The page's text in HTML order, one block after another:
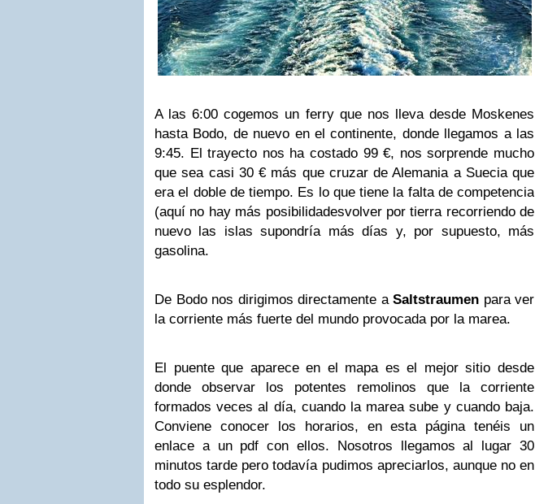
A las 6:00 cogemos un ferry que nos lleva desde Moskenes
hasta Bodo, de nuevo en el continente, donde llegamos a las
9:45. El trayecto nos ha costado 99 €, nos sorprende mucho
que sea casi 30 € más que cruzar de Alemania a Suecia que
era el doble de tiempo. Es lo que tiene la falta de competencia
(aquí no hay más posibilidadesvolver por tierra recorriendo de
nuevo las islas supondría más días y, por supuesto, más
gasolina.
De Bodo nos dirigimos directamente a Saltstraumen para ver
la corriente más fuerte del mundo provocada por la marea.
El puente que aparece en el mapa es el mejor sitio desde
donde observar los potentes remolinos que la corriente
formados veces al día, cuando la marea sube y cuando baja.
Conviene conocer los horarios, en esta página tenéis un
enlace a un pdf con ellos. Nosotros llegamos al lugar 30
minutos tarde pero todavía pudimos apreciarlos, aunque no en
todo su esplendor.